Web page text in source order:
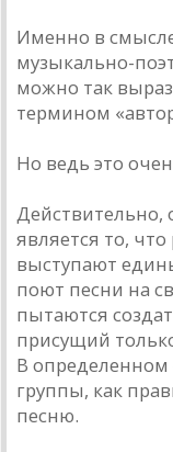
Именно в
музыкально-
можно так
термином
Но ведь это
Действительно,
является то,
выступают
поют песни на
пытаются
присущий
В определенном
группы, как
песню.